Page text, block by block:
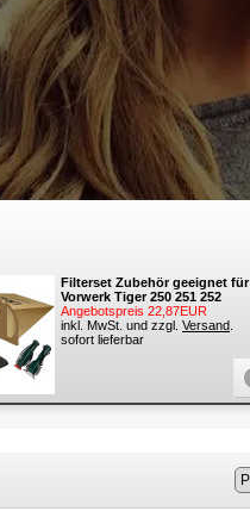
Filterset Zubehör geeignet für
Vorwerk Tiger 250 251 252
Angebotspreis 22,87EUR
inkl. MwSt. und zzgl. Versand
sofort lieferbar